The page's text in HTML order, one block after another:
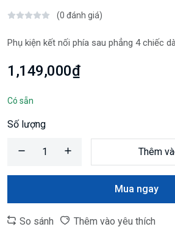
(0 đánh giá)
Phụ kiện kết nối phía sau phẳng 4 chiếc
1,149,000₫
Có sẵn
Số lượng
Thêm
Mua ngay
So sánh Thêm vào yêu thích